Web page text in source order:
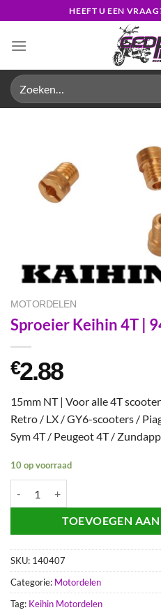
naar
inhoud
HEEFT U EEN
Zoeken
naar:
MOTORDELEN
Sproeier Keihin 4T |
€2.88
15mm NT | Voor alle 4T
Retro / LX / GY6-scooters /
Sym 4T / Peugeot 4T /
10 op voorraad
TOEVOEGEN
SKU: 140407
Categorie: Motordelen
Tag: Keihin Motordelen